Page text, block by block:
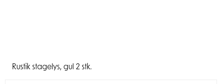
Rustik stagelys, gul 2 stk.